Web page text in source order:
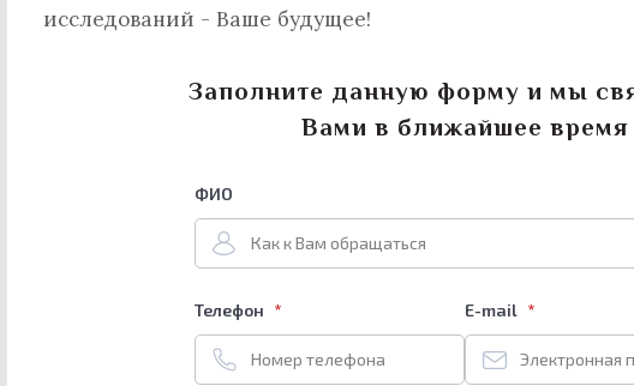
исследований - Ваше будущее!
Заполните данную форму и мы
Вами в ближайшее время
ФИО
Телефон E-mail